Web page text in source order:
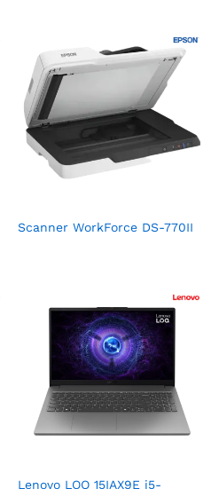
Scanner WorkForce DS-770II
Lenovo LOQ 15IAX9E i5-